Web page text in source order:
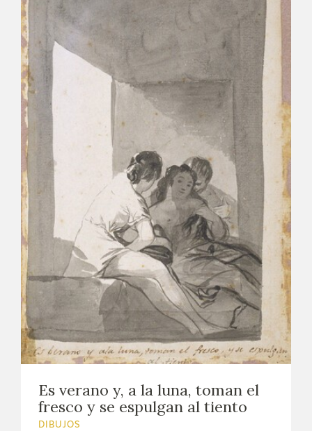
Es verano y, a la luna, toman el
fresco y se espulgan al tiento
DIBUJOS